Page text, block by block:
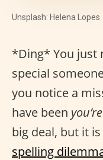
Unsplash: Helena Lopes
*Ding* You just
special
you notice a
have been
big deal, but it
spelling